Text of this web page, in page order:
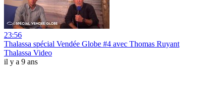
23:56
Thalassa spécial Vendée Globe #4 avec Thomas Ruyant
Thalassa Video
il y a 9 ans